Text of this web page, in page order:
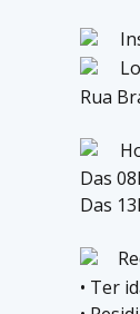
Rua
Das
Das
• Ter